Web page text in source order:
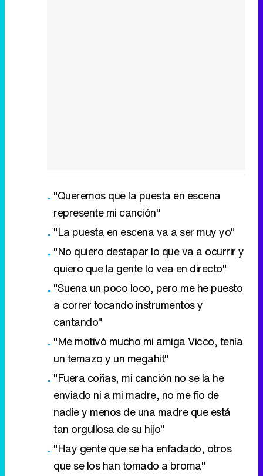
"Queremos que la puesta en escena
represente mi canción"
"La puesta en escena va a ser muy yo"
"No quiero destapar lo que va a ocurrir y
quiero que la gente lo vea en directo"
"Suena un poco loco, pero me he puesto
a correr tocando instrumentos y
cantando"
"Me motivó mucho mi amiga Vicco, tenía
un temazo y un megahit"
"Fuera coñas, mi canción no se la he
enviado ni a mi madre, no me fío de
nadie y menos de una madre que está
tan orgullosa de su hijo"
"Hay gente que se ha enfadado, otros
que se los han tomado a broma"